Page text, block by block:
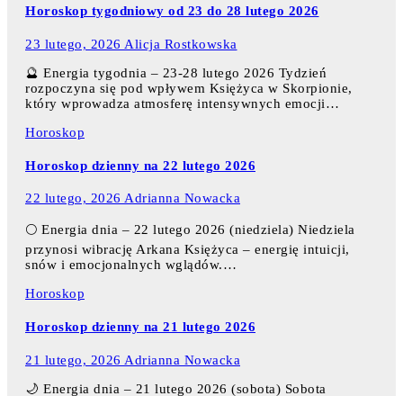
Horoskop tygodniowy od 23 do 28 lutego 2026
23 lutego, 2026 Alicja Rostkowska
🔮 Energia tygodnia – 23-28 lutego 2026 Tydzień
rozpoczyna się pod wpływem Księżyca w Skorpionie,
który wprowadza atmosferę intensywnych emocji…
Horoskop
Horoskop dzienny na 22 lutego 2026
22 lutego, 2026 Adrianna Nowacka
🌕 Energia dnia – 22 lutego 2026 (niedziela) Niedziela
przynosi wibrację Arkana Księżyca – energię intuicji,
snów i emocjonalnych wglądów.…
Horoskop
Horoskop dzienny na 21 lutego 2026
21 lutego, 2026 Adrianna Nowacka
🌙 Energia dnia – 21 lutego 2026 (sobota) Sobota